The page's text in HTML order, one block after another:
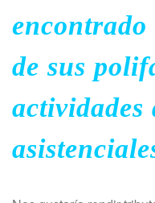
de sus
actividades